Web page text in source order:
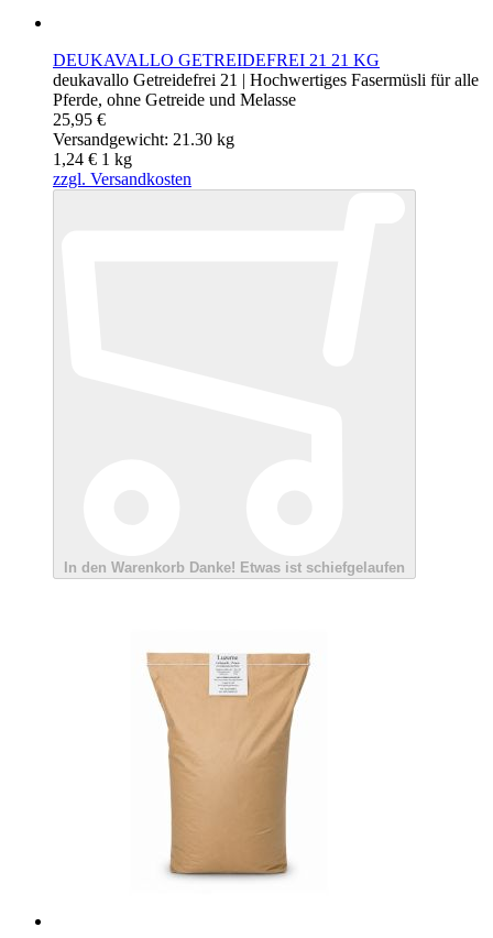
DEUKAVALLO GETREIDEFREI 21 21 KG
deukavallo Getreidefrei 21 | Hochwertiges Fasermüsli für alle
Pferde, ohne Getreide und Melasse
25,95 €
Versandgewicht: 21.30 kg
1,24 € 1 kg
zzgl. Versandkosten
In den Warenkorb Danke! Etwas ist schiefgelaufen